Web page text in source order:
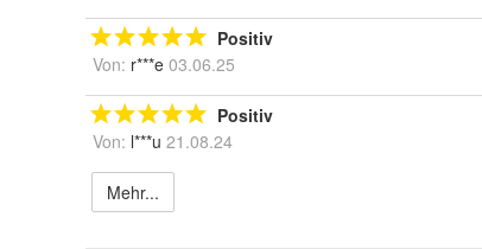
Positiv
Von: r***e 03.06.25
Positiv
Von: l***u 21.08.24
Mehr...